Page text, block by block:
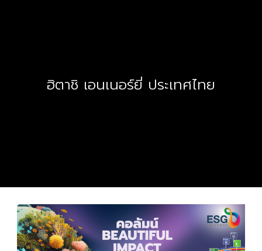
ฮิตาชิ เอนเนอร์ยี่ ประเทศไทย